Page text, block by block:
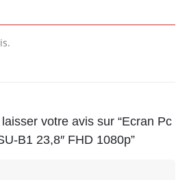
votre avis sur “Ecran Pc
B1 23,8″ FHD 1080p”